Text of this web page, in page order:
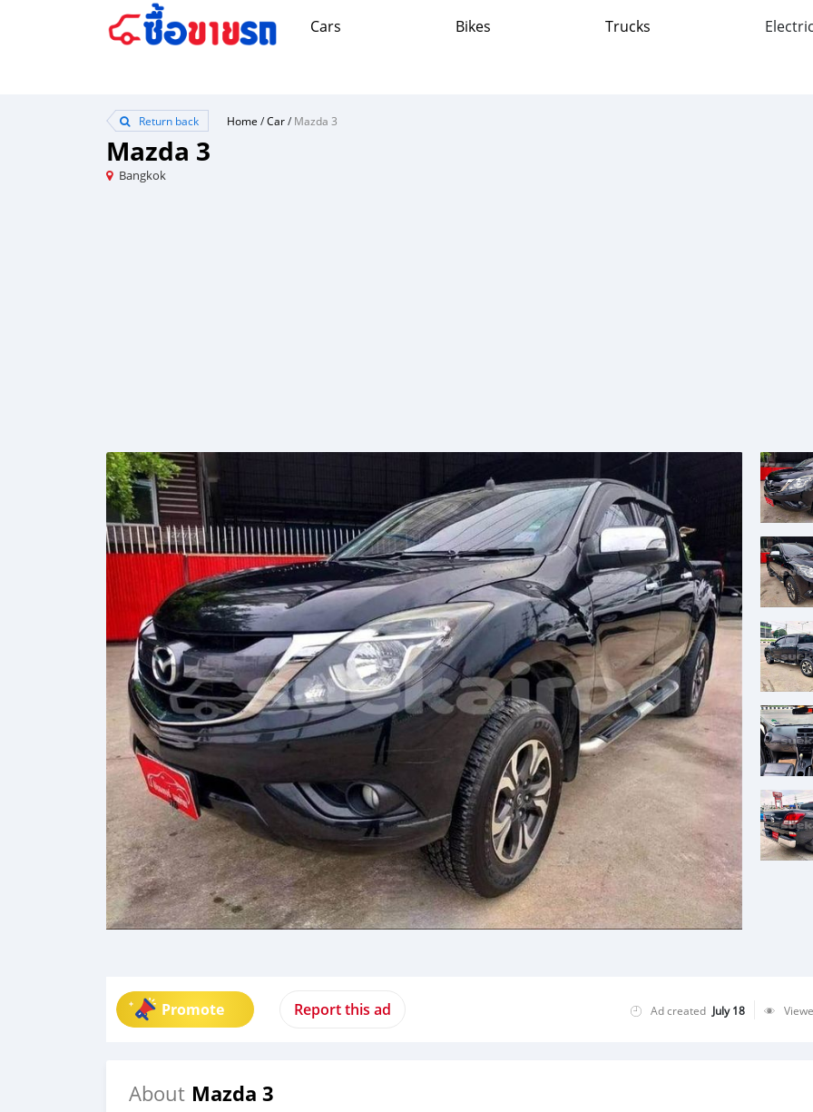
Cars Bikes Trucks
Return back Home /Car/Mazda 3
Mazda 3
Bangkok
Promote Report this ad Ad created July 18
About Mazda 3